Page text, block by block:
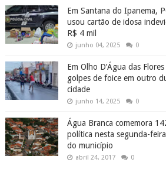
Em Santana do Ipanema,
usou cartão de idosa
R$ 4 mil
junho 04, 2025 0
Em Olho D’Água das
golpes de foice em outro
cidade
junho 14, 2025 0
Água Branca comemora
política nesta segunda-
do município
abril 24, 2017 0